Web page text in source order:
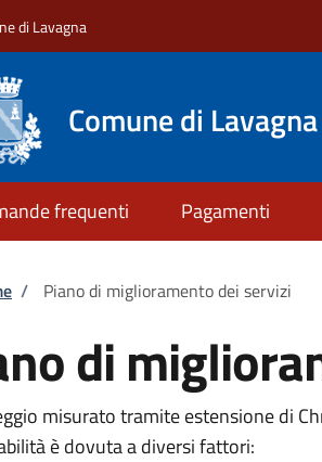
di Lavagna
Comune di Lavagna
frequenti Pagamenti
di pane
/ Piano di miglioramento dei servizi
di
misurato tramite estensione di
è dovuta a diversi fattori: